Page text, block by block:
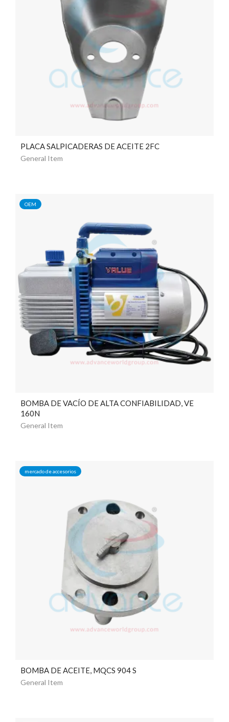
PLACA SALPICADERAS DE ACEITE 2FC
General Item
OEM
BOMBA DE VACÍO DE ALTA CONFIABILIDAD, VE
160N
General Item
mercado de accesorios
BOMBA DE ACEITE, MQCS 904 S
General Item